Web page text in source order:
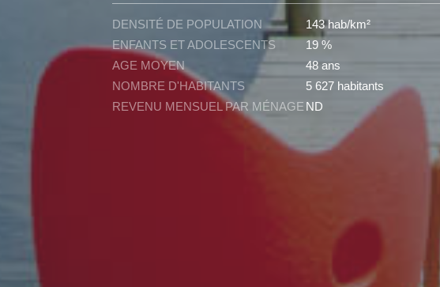
DENSITÉ DE POPULATION
143 hab/km²
ENFANTS ET ADOLESCENTS
19 %
AGE MOYEN
48 ans
NOMBRE D'HABITANTS
5 627 habitants
REVENU MENSUEL PAR MÉNAGE ND